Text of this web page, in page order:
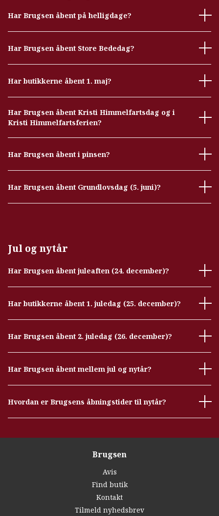
Har Brugsen åbent på helligdage?
Har Brugsen åbent Store Bededag?
Har butikkerne åbent 1. maj?
Har Brugsen åbent Kristi Himmelfartsdag og i
Kristi Himmelfartsferien?
Har Brugsen åbent i pinsen?
Har Brugsen åbent Grundlovsdag (5. juni)?
Jul og nytår
Har Brugsen åbent juleaften (24. december)?
Har butikkerne åbent 1. juledag (25. december)?
Har Brugsen åbent 2. juledag (26. december)?
Har Brugsen åbent mellem jul og nytår?
Hvordan er Brugsens åbningstider til nytår?
Brugsen
Avis
Find butik
Kontakt
Tilmeld nyhedsbrev